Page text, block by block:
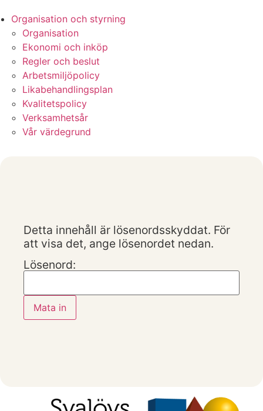
Organisation och styrning
Organisation
Ekonomi och inköp
Regler och beslut
Arbetsmiljöpolicy
Likabehandlingsplan
Kvalitetspolicy
Verksamhetsår
Vår värdegrund
Detta innehåll är lösenordsskyddat. För
att visa det, ange lösenordet nedan.
Lösenord: